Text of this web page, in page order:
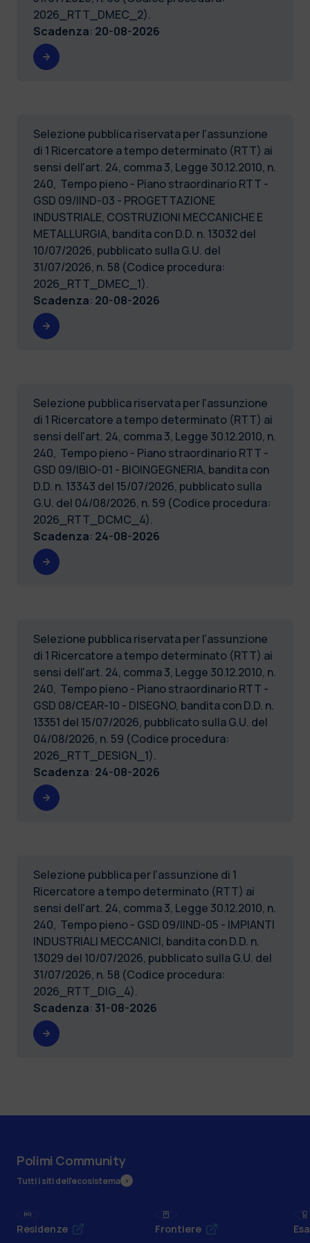
2026_RTT_DMEC_2).
Scadenza: 20-08-2026
Selezione pubblica riservata per l'assunzione
di 1 Ricercatore a tempo determinato (RTT) ai
sensi dell'art. 24, comma 3, Legge 30.12.2010, n.
240, Tempo pieno - Piano straordinario RTT -
GSD 09/IIND-03 - PROGETTAZIONE
INDUSTRIALE, COSTRUZIONI MECCANICHE E
METALLURGIA, bandita con D.D. n. 13032 del
10/07/2026, pubblicato sulla G.U. del
31/07/2026, n. 58 (Codice procedura:
2026_RTT_DMEC_1).
Scadenza: 20-08-2026
Selezione pubblica riservata per l'assunzione
di 1 Ricercatore a tempo determinato (RTT) ai
sensi dell'art. 24, comma 3, Legge 30.12.2010, n.
240, Tempo pieno - Piano straordinario RTT -
GSD 09/IBIO-01 - BIOINGEGNERIA, bandita con
D.D. n. 13343 del 15/07/2026, pubblicato sulla
G.U. del 04/08/2026, n. 59 (Codice procedura:
2026_RTT_DCMC_4).
Scadenza: 24-08-2026
Selezione pubblica riservata per l'assunzione
di 1 Ricercatore a tempo determinato (RTT) ai
sensi dell'art. 24, comma 3, Legge 30.12.2010, n.
240, Tempo pieno - Piano straordinario RTT -
GSD 08/CEAR-10 - DISEGNO, bandita con D.D. n.
13351 del 15/07/2026, pubblicato sulla G.U. del
04/08/2026, n. 59 (Codice procedura:
2026_RTT_DESIGN_1).
Scadenza: 24-08-2026
Selezione pubblica per l'assunzione di 1
Ricercatore a tempo determinato (RTT) ai
sensi dell'art. 24, comma 3, Legge 30.12.2010, n.
240, Tempo pieno - GSD 09/IIND-05 - IMPIANTI
INDUSTRIALI MECCANICI, bandita con D.D. n.
13029 del 10/07/2026, pubblicato sulla G.U. del
31/07/2026, n. 58 (Codice procedura:
2026_RTT_DIG_4).
Scadenza: 31-08-2026
Polimi Community
Tutti i siti dell’ecosistema
Residenze Frontiere